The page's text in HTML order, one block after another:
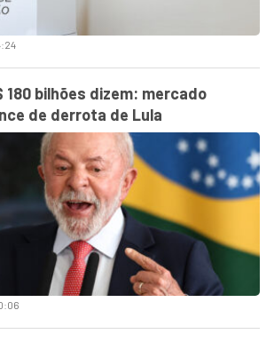
180 bilhões dizem: mercado
de derrota de Lula